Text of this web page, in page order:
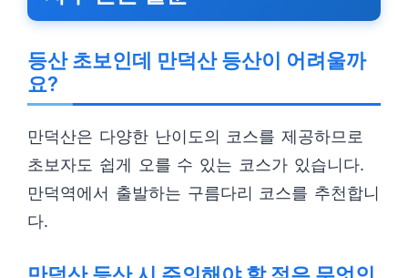
등산 초보인데 만덕산 등산이 어려울까
요?
만덕산은 다양한 난이도의 코스를 제공하므로
초보자도 쉽게 오를 수 있는 코스가 있습니다.
만덕역에서 출발하는 구름다리 코스를 추천합니
다.